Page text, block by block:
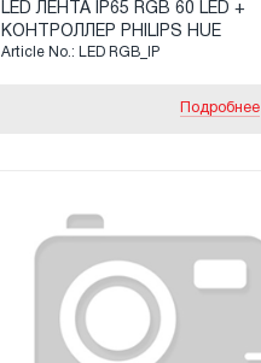
LED ЛЕНТА IP65 RGB 60 LED +
КОНТРОЛЛЕР PHILIPS HUE
Article No.: LED RGB_IP
Подробнее